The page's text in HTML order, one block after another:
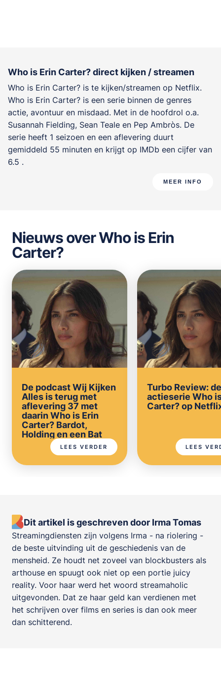
Who is Erin Carter? direct kijken / streamen
Who is Erin Carter? is te kijken/streamen op Netflix.
Who is Erin Carter? is een serie binnen de genres
actie, avontuur en misdaad. Met in de hoofdrol o.a.
Susannah Fielding, Sean Teale en Pep Ambròs. De
serie heeft 1 seizoen en een aflevering duurt
gemiddeld 55 minuten en krijgt op IMDb een cijfer van
6.5 .
MEER INFO
Nieuws over Who is Erin
Carter?
De podcast Wij Kijken
Alles is terug met
aflevering 37 met
daarin Who is Erin
Carter? Bardot,
Holding en een Bat
Mitzvah
LEES VERDER
Turbo Review: de
actieserie Who
Carter? op
LEES
Dit artikel is geschreven door Irma Tomas
Streamingdiensten zijn volgens Irma - na riolering -
de beste uitvinding uit de geschiedenis van de
mensheid. Ze houdt net zoveel van blockbusters als
arthouse en spuugt ook niet op een portie juicy
reality. Voor haar werd het woord streamaholic
uitgevonden. Dat ze haar geld kan verdienen met
het schrijven over films en series is dan ook meer
dan schitterend.